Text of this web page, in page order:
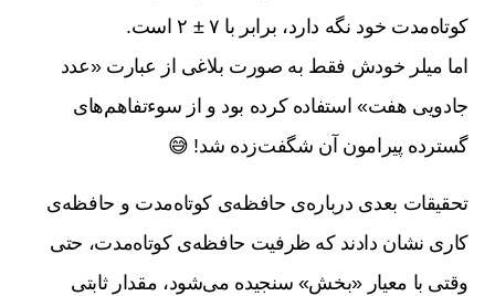
کوتاه‌مدت خود نگه دارد، برابر با ۷ ± ۲ است.
اما میلر خودش فقط به صورت بلاغی از عبارت «عدد
جادویی هفت» استفاده کرده بود و از سوءتفاهم‌های
گسترده پیرامون آن شگفت‌زده شد! 😅
تحقیقات بعدی درباره‌ی حافظه‌ی کوتاه‌مدت و حافظه‌ی
کاری نشان دادند که ظرفیت حافظه‌ی کوتاه‌مدت، حتی
وقتی با معیار «بخش» سنجیده می‌شود، مقدار ثابتی